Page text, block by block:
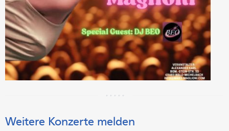
Weitere Konzerte melden